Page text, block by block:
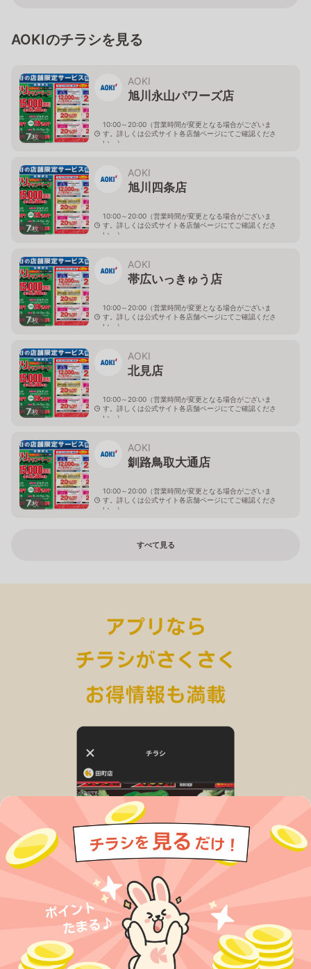
AOKIのチラシを見る
7枚
AOKI
旭川永山パワーズ店
10:00～20:00（営業時間が変更となる場合がございま
す。詳しくは公式サイト各店舗ページにてご確認くださ
い。）
7枚
AOKI
旭川四条店
10:00～20:00（営業時間が変更となる場合がございま
す。詳しくは公式サイト各店舗ページにてご確認くださ
い。）
7枚
AOKI
帯広いっきゅう店
10:00～20:00（営業時間が変更となる場合がございま
す。詳しくは公式サイト各店舗ページにてご確認くださ
い。）
7枚
AOKI
北見店
10:00～20:00（営業時間が変更となる場合がございま
す。詳しくは公式サイト各店舗ページにてご確認くださ
い。）
7枚
AOKI
釧路鳥取大通店
10:00～20:00（営業時間が変更となる場合がございま
す。詳しくは公式サイト各店舗ページにてご確認くださ
い。）
すべて見る